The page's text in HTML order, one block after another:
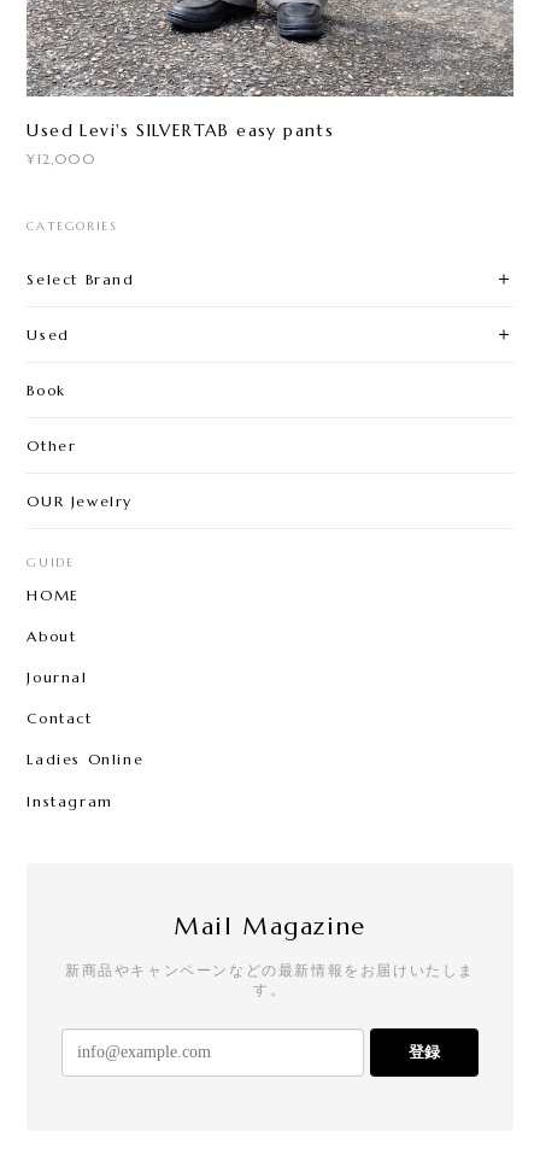
Used Levi's SILVERTAB easy pants
¥12,000
CATEGORIES
Select Brand
Used
Book
Other
OUR Jewelry
GUIDE
HOME
About
Journal
Contact
Ladies Online
Instagram
Mail Magazine
新商品やキャンペーンなどの最新情報をお届けいたしま
す。
登録